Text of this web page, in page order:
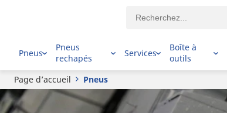
Pneus
Pneus
rechapés
Services
Boîte à
outils
Page d’accueil Pneus